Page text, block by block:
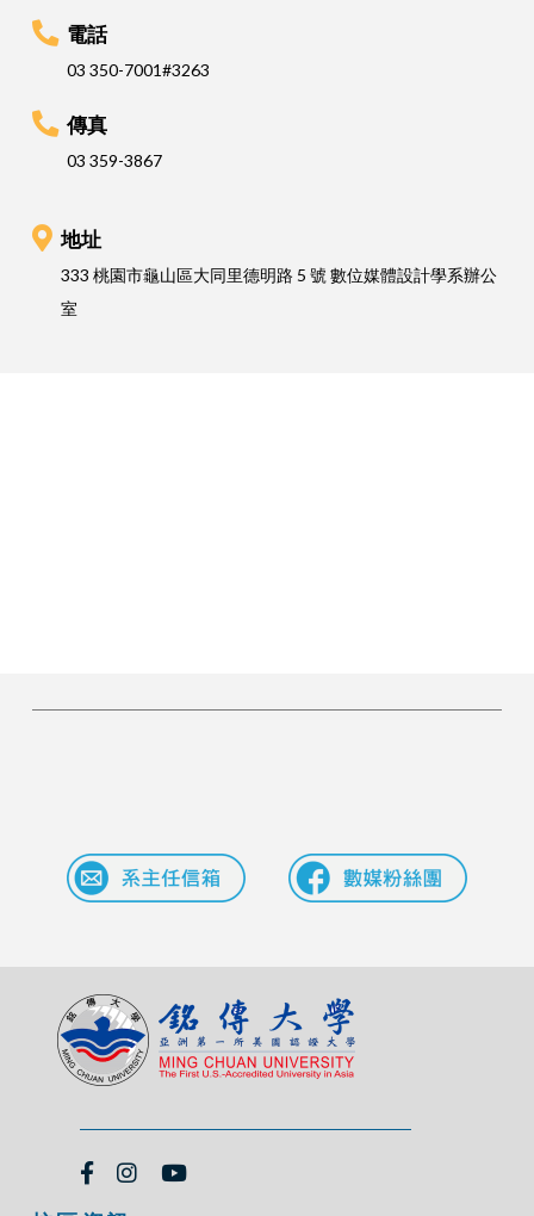
電話
03 350-7001#3263
傳真
03 359-3867
地址
333 桃園市龜山區大同里德明路 5 號 數位媒體設計學系辦公
室